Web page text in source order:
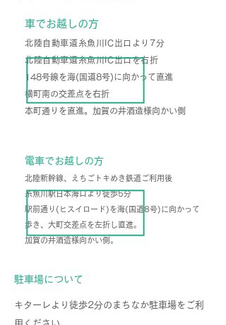
北陸自動車道糸魚川IC出口より7分
北陸自動車道糸魚川IC出口を右折
148号線を海(国道8号)に向かって直進
横町南の交差点を右折
本町通りを直進。加賀の井酒造様向かい側
車でお越しの方
北陸新幹線、えちごトキめき鉄道ご利用後
糸魚川駅日本海口より徒歩5分
駅前通り(ヒスイロード)を海(国道8号)に向かって
歩き、大町交差点を左折し直進。
加賀の井酒造様向かい側。
電車でお越しの方
駐車場について
キターレより徒歩2分のまちなか駐車場をご利